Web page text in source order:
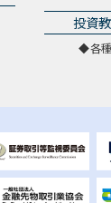
投資
各